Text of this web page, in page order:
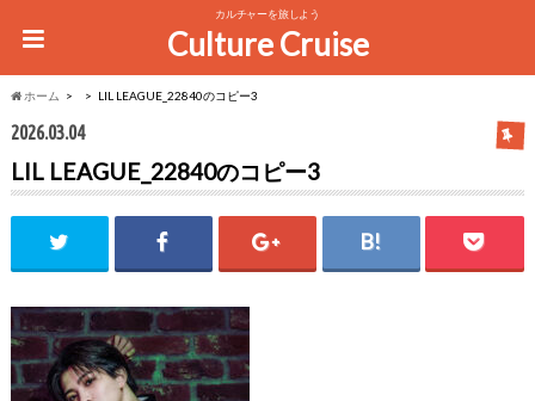
カルチャーを旅しよう
Culture Cruise
ホーム LIL LEAGUE_22840のコピー3
2026.03.04
LIL LEAGUE_22840のコピー3